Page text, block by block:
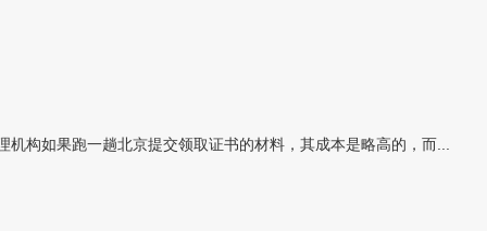
构如果跑一趟北京提交领取证书的材料，其成本是略高的，而...